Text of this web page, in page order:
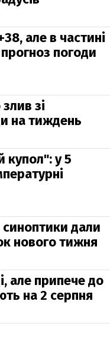
але в частині
погоди
зі
на тиждень
купол": у 5
синоптики дали
нового тижня
але припече до
на 2 серпня